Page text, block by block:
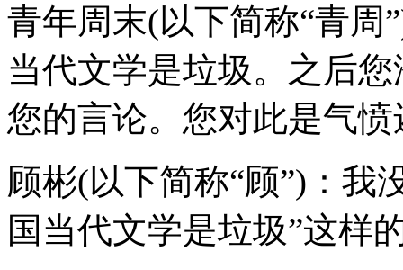
青年周末(以下简称“青周
当代文学是垃圾。之后
您的言论。您对此是气
顾彬(以下简称“顾”)：我
国当代文学是垃圾”这样